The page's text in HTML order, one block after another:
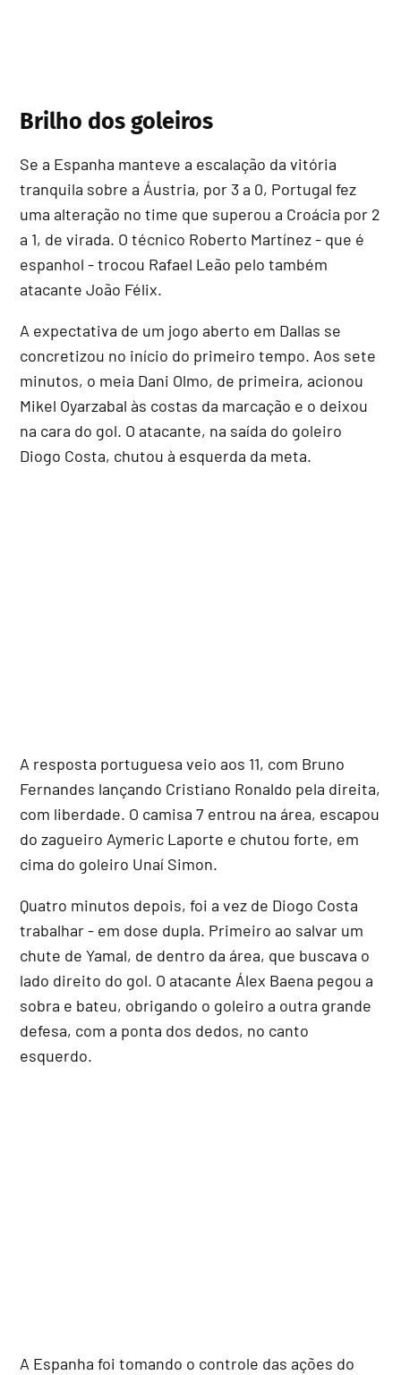
Brilho dos goleiros
Se a Espanha manteve a escalação da vitória
tranquila sobre a Áustria, por 3 a 0, Portugal fez
uma alteração no time que superou a Croácia por 2
a 1, de virada. O técnico Roberto Martínez - que é
espanhol - trocou Rafael Leão pelo também
atacante João Félix.
A expectativa de um jogo aberto em Dallas se
concretizou no início do primeiro tempo. Aos sete
minutos, o meia Dani Olmo, de primeira, acionou
Mikel Oyarzabal às costas da marcação e o deixou
na cara do gol. O atacante, na saída do goleiro
Diogo Costa, chutou à esquerda da meta.
A resposta portuguesa veio aos 11, com Bruno
Fernandes lançando Cristiano Ronaldo pela direita,
com liberdade. O camisa 7 entrou na área, escapou
do zagueiro Aymeric Laporte e chutou forte, em
cima do goleiro Unaí Simon.
Quatro minutos depois, foi a vez de Diogo Costa
trabalhar - em dose dupla. Primeiro ao salvar um
chute de Yamal, de dentro da área, que buscava o
lado direito do gol. O atacante Álex Baena pegou a
sobra e bateu, obrigando o goleiro a outra grande
defesa, com a ponta dos dedos, no canto
esquerdo.
A Espanha foi tomando o controle das ações do